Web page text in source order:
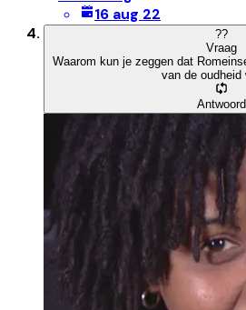
16 aug 22
??
Vraag
Waarom kun je zeggen dat
van de oudheid
Antwoord